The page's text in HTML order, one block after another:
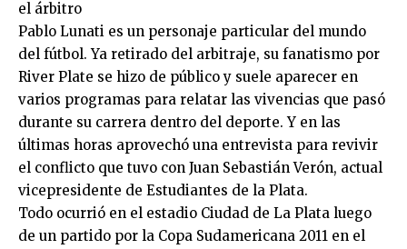
el árbitro
Pablo Lunati es un personaje particular del mundo
del fútbol. Ya retirado del arbitraje, su fanatismo por
River Plate se hizo de público y suele aparecer en
varios programas para relatar las vivencias que pasó
durante su carrera dentro del deporte. Y en las
últimas horas aprovechó una entrevista para revivir
el conflicto que tuvo con Juan Sebastián Verón, actual
vicepresidente de Estudiantes de la Plata.
Todo ocurrió en el estadio Ciudad de La Plata luego
de un partido por la Copa Sudamericana 2011 en el